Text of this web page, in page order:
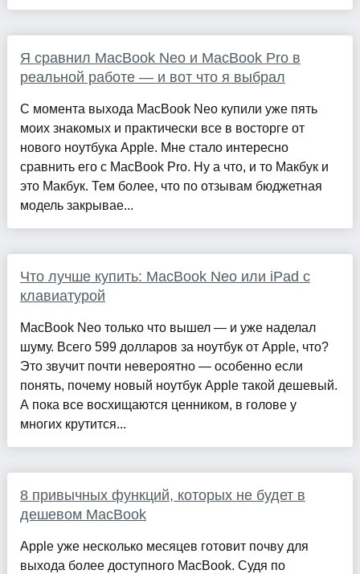
Я сравнил MacBook Neo и MacBook Pro в
реальной работе — и вот что я выбрал
С момента выхода MacBook Neo купили уже пять
моих знакомых и практически все в восторге от
нового ноутбука Apple. Мне стало интересно
сравнить его с MacBook Pro. Ну а что, и то Макбук и
это Макбук. Тем более, что по отзывам бюджетная
модель закрывае...
Что лучше купить: MacBook Neo или iPad с
клавиатурой
MacBook Neo только что вышел — и уже наделал
шуму. Всего 599 долларов за ноутбук от Apple, что?
Это звучит почти невероятно — особенно если
понять, почему новый ноутбук Apple такой дешевый.
А пока все восхищаются ценником, в голове у
многих крутится...
8 привычных функций, которых не будет в
дешевом MacBook
Apple уже несколько месяцев готовит почву для
выхода более доступного MacBook. Судя по